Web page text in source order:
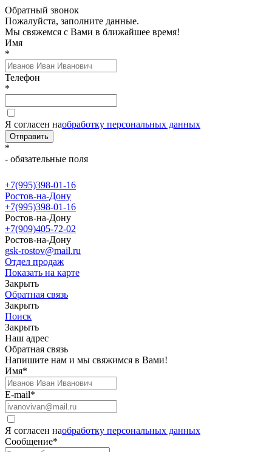
Обратный звонок
Пожалуйста, заполните данные.
Мы свяжемся с Вами в ближайшее время!
Имя
*
Телефон
*
Я согласен наобработку персональных данных
Отправить
*
- обязательные поля
+7(995)398-01-16
Ростов-на-Дону
+7(995)398-01-16
Ростов-на-Дону
+7(909)405-72-02
Ростов-на-Дону
gsk-rostov@mail.ru
Отдел продаж
Показать на карте
Закрыть
Обратная связь
Закрыть
Поиск
Закрыть
Наш адрес
Обратная связь
Напишите нам и мы свяжимся в Вами!
Имя*
E-mail*
Я согласен наобработку персональных данных
Сообщение*